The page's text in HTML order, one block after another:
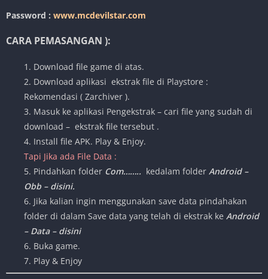
Password : www.mcdevilstar.com
CARA PEMASANGAN ):
1. Download file game di atas.
2. Download aplikasi ekstrak file di Playstore :
Rekomendasi ( Zarchiver ).
3. Masuk ke aplikasi Pengekstrak – cari file yang sudah di
download – ekstrak file tersebut .
4. Install file APK. Play & Enjoy.
Tapi Jika ada File Data :
5. Pindahkan folder Com…….. kedalam folder Android –
Obb – disini.
6. Jika kalian ingin menggunakan save data pindahakan
folder di dalam Save data yang telah di ekstrak ke Android
– Data – disini
6. Buka game.
7. Play & Enjoy